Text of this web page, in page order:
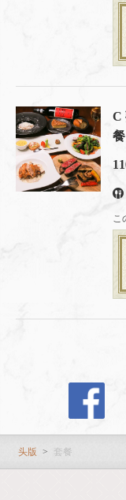
C
こ
头版 套餐
こ
套餐 | 隠れ家ダイ
https://lamp-